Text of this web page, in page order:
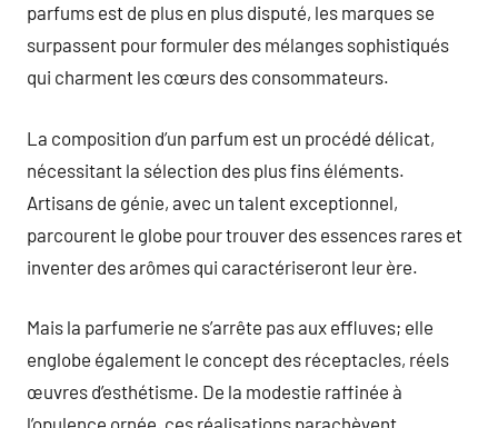
parfums est de plus en plus disputé, les marques se
surpassent pour formuler des mélanges sophistiqués
qui charment les cœurs des consommateurs.
La composition d’un parfum est un procédé délicat,
nécessitant la sélection des plus fins éléments.
Artisans de génie, avec un talent exceptionnel,
parcourent le globe pour trouver des essences rares et
inventer des arômes qui caractériseront leur ère.
Mais la parfumerie ne s’arrête pas aux effluves; elle
englobe également le concept des réceptacles, réels
œuvres d’esthétisme. De la modestie raffinée à
l’opulence ornée, ces réalisations parachèvent